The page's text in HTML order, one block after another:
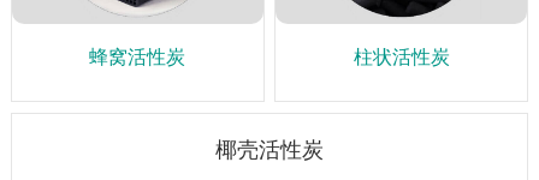
蜂窝活性炭 柱状活性炭
椰壳活性炭